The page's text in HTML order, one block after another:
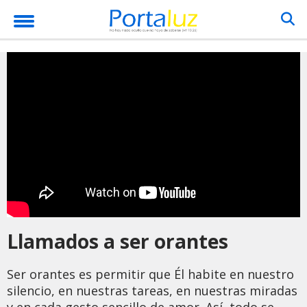
Llamados a ser orantes
Ser orantes es permitir que Él habite en nuestro
silencio, en nuestras tareas, en nuestras miradas